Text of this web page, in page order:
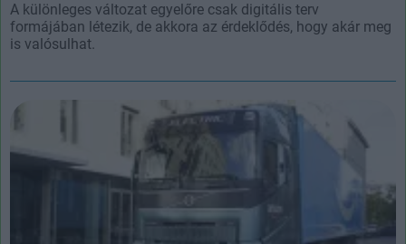
A különleges változat egyelőre csak digitális terv
formájában létezik, de akkora az érdeklődés, hogy akár meg
is valósulhat.